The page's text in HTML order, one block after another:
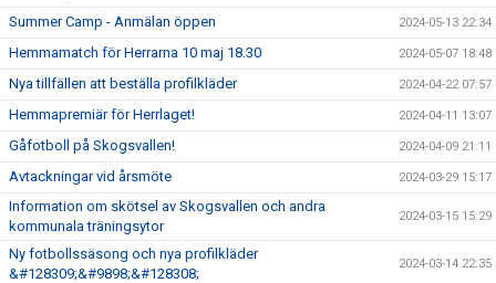
Summer Camp - Anmälan öppen 2024-05-13 22:34
Hemmamatch för Herrarna 10 maj 18.30 2024-05-07 18:48
Nya tillfällen att beställa profilkläder 2024-04-22 07:57
Hemmapremiär för Herrlaget! 2024-04-11 13:07
Gåfotboll på Skogsvallen! 2024-04-09 21:11
Avtackningar vid årsmöte 2024-03-29 15:17
Information om skötsel av Skogsvallen och andra
kommunala träningsytor
2024-03-15 15:29
Ny fotbollssäsong och nya profilkläder
&#128309;&#9898;&#128308;
2024-03-14 22:35